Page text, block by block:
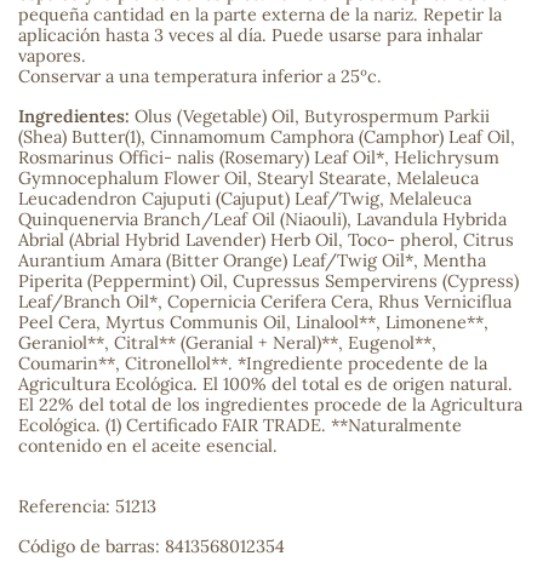
pequeña cantidad en la parte externa de la nariz. Repetir la
aplicación hasta 3 veces al día. Puede usarse para inhalar
vapores.
Conservar a una temperatura inferior a 25ºc.
Ingredientes: Olus (Vegetable) Oil, Butyrospermum Parkii
(Shea) Butter(1), Cinnamomum Camphora (Camphor) Leaf Oil,
Rosmarinus Offici- nalis (Rosemary) Leaf Oil*, Helichrysum
Gymnocephalum Flower Oil, Stearyl Stearate, Melaleuca
Leucadendron Cajuputi (Cajuput) Leaf/Twig, Melaleuca
Quinquenervia Branch/Leaf Oil (Niaouli), Lavandula Hybrida
Abrial (Abrial Hybrid Lavender) Herb Oil, Toco- pherol, Citrus
Aurantium Amara (Bitter Orange) Leaf/Twig Oil*, Mentha
Piperita (Peppermint) Oil, Cupressus Sempervirens (Cypress)
Leaf/Branch Oil*, Copernicia Cerifera Cera, Rhus Verniciflua
Peel Cera, Myrtus Communis Oil, Linalool**, Limonene**,
Geraniol**, Citral** (Geranial + Neral)**, Eugenol**,
Coumarin**, Citronellol**. *Ingrediente procedente de la
Agricultura Ecológica. El 100% del total es de origen natural.
El 22% del total de los ingredientes procede de la Agricultura
Ecológica. (1) Certificado FAIR TRADE. **Naturalmente
contenido en el aceite esencial.
Referencia: 51213
Código de barras: 8413568012354